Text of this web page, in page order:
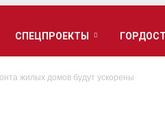
СПЕЦПРОЕКТЫ
жилых домов будут ускорены